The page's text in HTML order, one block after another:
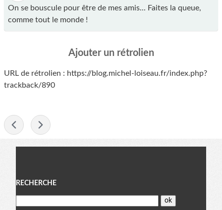
On se bouscule pour être de mes amis... Faites la queue,
comme tout le monde !
Ajouter un rétrolien
URL de rétrolien : https://blog.michel-loiseau.fr/index.php?
trackback/890
Menu
RECHERCHE